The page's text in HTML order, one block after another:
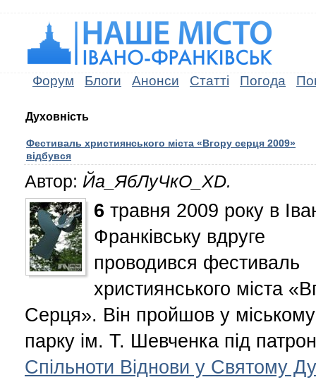
Форум Блоги Анонси Статті Погода
Духовність
Фестиваль християнського міста «Вгору серця 2009»
відбувся
Автор: Йа_ЯбЛуЧкО_XD.
6 травня 2009 року в
Франківську вдруге
проводився фестиваль
християнського міста
Серця». Він пройшов у міському
парку ім. Т. Шевченка під
Спільноти Віднови у Святому